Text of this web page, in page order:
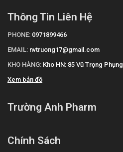
Thông Tin Liên Hệ
PHONE: 0971899466
EMAIL: nvtruong17@gmail.com
KHO HÀNG: Kho HN: 85 Vũ Trọng Phụng
Xem bản đồ
Trường Anh Pharm
Chính Sách